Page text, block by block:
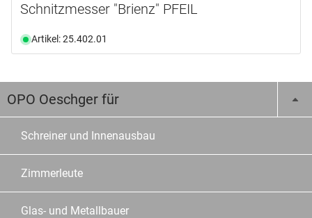
Schnitzmesser "Brienz" PFEIL
Artikel: 25.402.01
OPO Oeschger für
Schreiner und Innenausbau
Zimmerleute
Glas- und Metallbauer